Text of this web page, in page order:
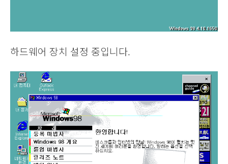
하드웨어 장치 설정 중입니다.